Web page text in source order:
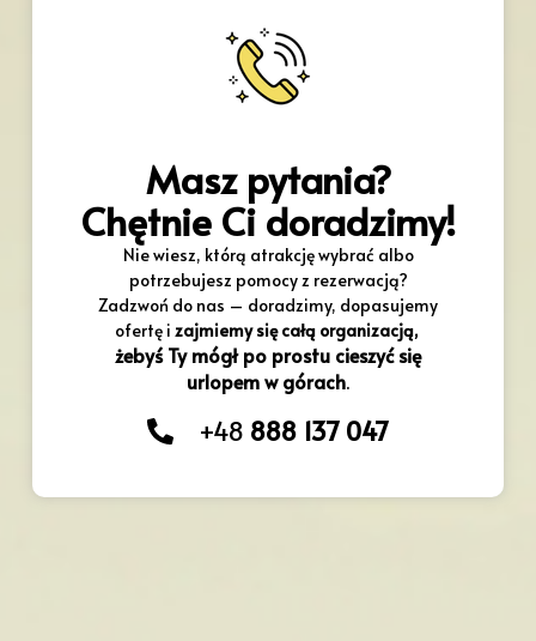
Masz pytania?
Chętnie Ci doradzimy!
Nie wiesz, którą atrakcję wybrać albo
potrzebujesz pomocy z rezerwacją?
Zadzwoń do nas – doradzimy, dopasujemy
ofertę i zajmiemy się całą organizacją,
żebyś Ty mógł po prostu cieszyć się
urlopem w górach.
+48 888 137 047